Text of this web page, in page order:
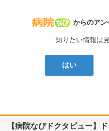
病院なび
からのアン
知りたい情報は
はい
【病院なびドクタビュー】